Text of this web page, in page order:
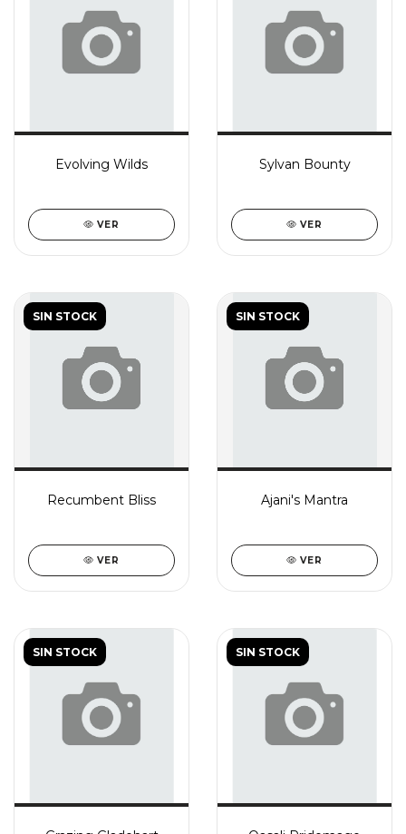
Evolving Wilds
VER
Sylvan Bounty
VER
SIN STOCK
Recumbent Bliss
VER
SIN STOCK
Ajani's Mantra
VER
SIN STOCK SIN STOCK